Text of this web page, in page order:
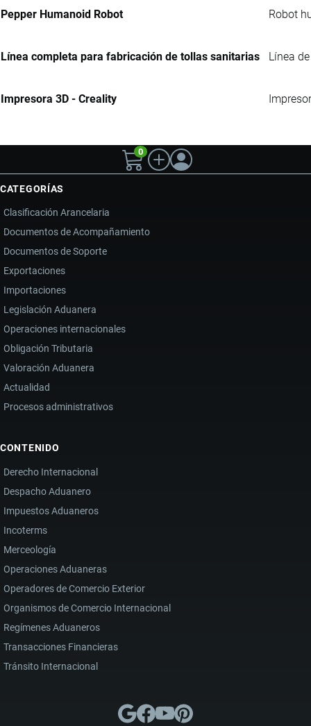
Pepper Humanoid Robot Robot
Línea completa para fabricación de tollas sanitarias Línea
Impresora 3D - Creality
0
CATEGORÍAS
Clasificación Arancelaria
Documentos de Acompañamiento
Documentos de Soporte
Exportaciones
Importaciones
Legislación Aduanera
Operaciones internacionales
Obligación Tributaria
Valoración Aduanera
Actualidad
Procesos administrativos
CONTENIDO
Derecho Internacional
Despacho Aduanero
Impuestos Aduaneros
Incoterms
Merceología
Operaciones Aduaneras
Operadores de Comercio Exterior
Organismos de Comercio Internacional
Regímenes Aduaneros
Transacciones Financieras
Tránsito Internacional